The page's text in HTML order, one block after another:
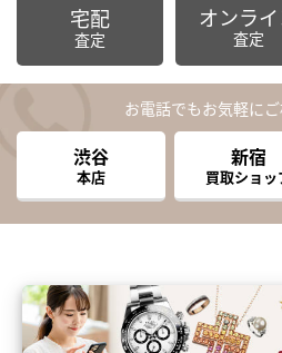
宅配
査定
オンラ
査定
お電話でもお気軽に
渋谷
本店
新宿
買取ショッ